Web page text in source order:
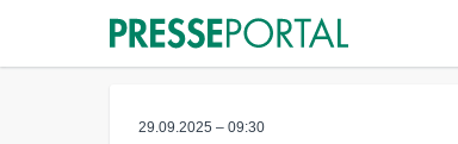
29.09.2025 – 09:30